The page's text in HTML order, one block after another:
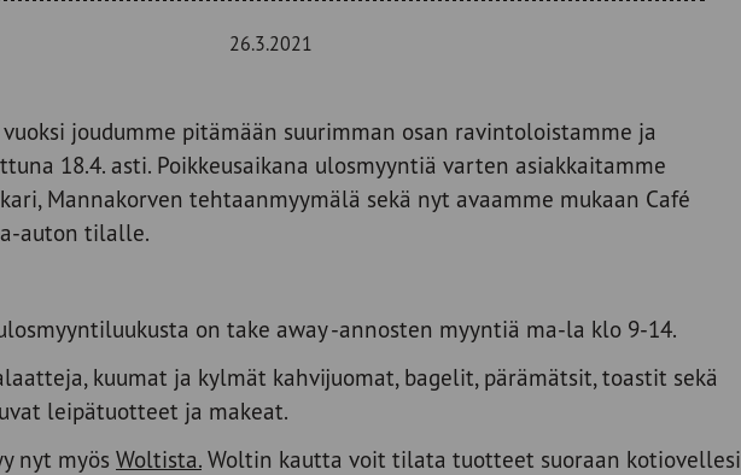
26.3.2021
joudumme pitämään suurimman osan ravintoloistamme ja
18.4. asti. Poikkeusaikana ulosmyyntiä varten asiakkaitamme
Mannakorven tehtaanmyymälä sekä nyt avaamme mukaan Café
auton tilalle.
on take away -annosten myyntiä ma-la klo 9-14.
kuumat ja kylmät kahvijuomat, bagelit, pärämätsit, toastit sekä
leipätuotteet ja makeat.
nyt myös Woltista. Woltin kautta voit tilata tuotteet suoraan kotiovellesi